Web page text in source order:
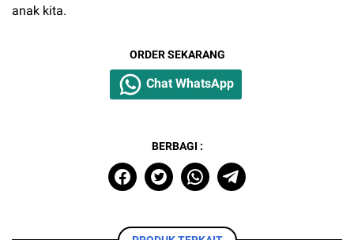
anak kita.
ORDER SEKARANG
Chat WhatsApp
BERBAGI :